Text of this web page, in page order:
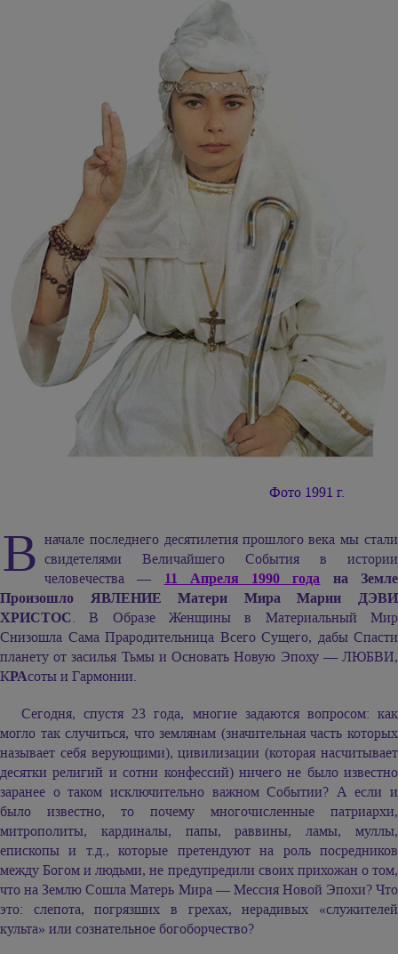
Фото 1991 г.
В начале последнего десятилетия прошлого века мы стали
свидетелями Величайшего События в истории
человечества — 11 Апреля 1990 года на Земле
Произошло ЯВЛЕНИЕ Матери Мира Марии ДЭВИ
ХРИСТОС. В Образе Женщины в Материальный Мир
Снизошла Сама Прародительница Всего Сущего, дабы Спасти
планету от засилья Тьмы и Основать Новую Эпоху — ЛЮБВИ,
КРАсоты и Гармонии.
Сегодня, спустя 23 года, многие задаются вопросом: как
могло так случиться, что землянам (значительная часть которых
называет себя верующими), цивилизации (которая насчитывает
десятки религий и сотни конфессий) ничего не было известно
заранее о таком исключительно важном Событии? А если и
было известно, то почему многочисленные патриархи,
митрополиты, кардиналы, папы, раввины, ламы, муллы,
епископы и т.д., которые претендуют на роль посредников
между Богом и людьми, не предупредили своих прихожан о том,
что на Землю Сошла Матерь Мира — Мессия Новой Эпохи? Что
это: слепота, погрязших в грехах, нерадивых «служителей
культа» или сознательное богоборчество?